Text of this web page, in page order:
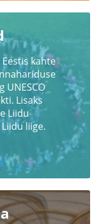
kahte
. Lisaks
Liidu
liige.